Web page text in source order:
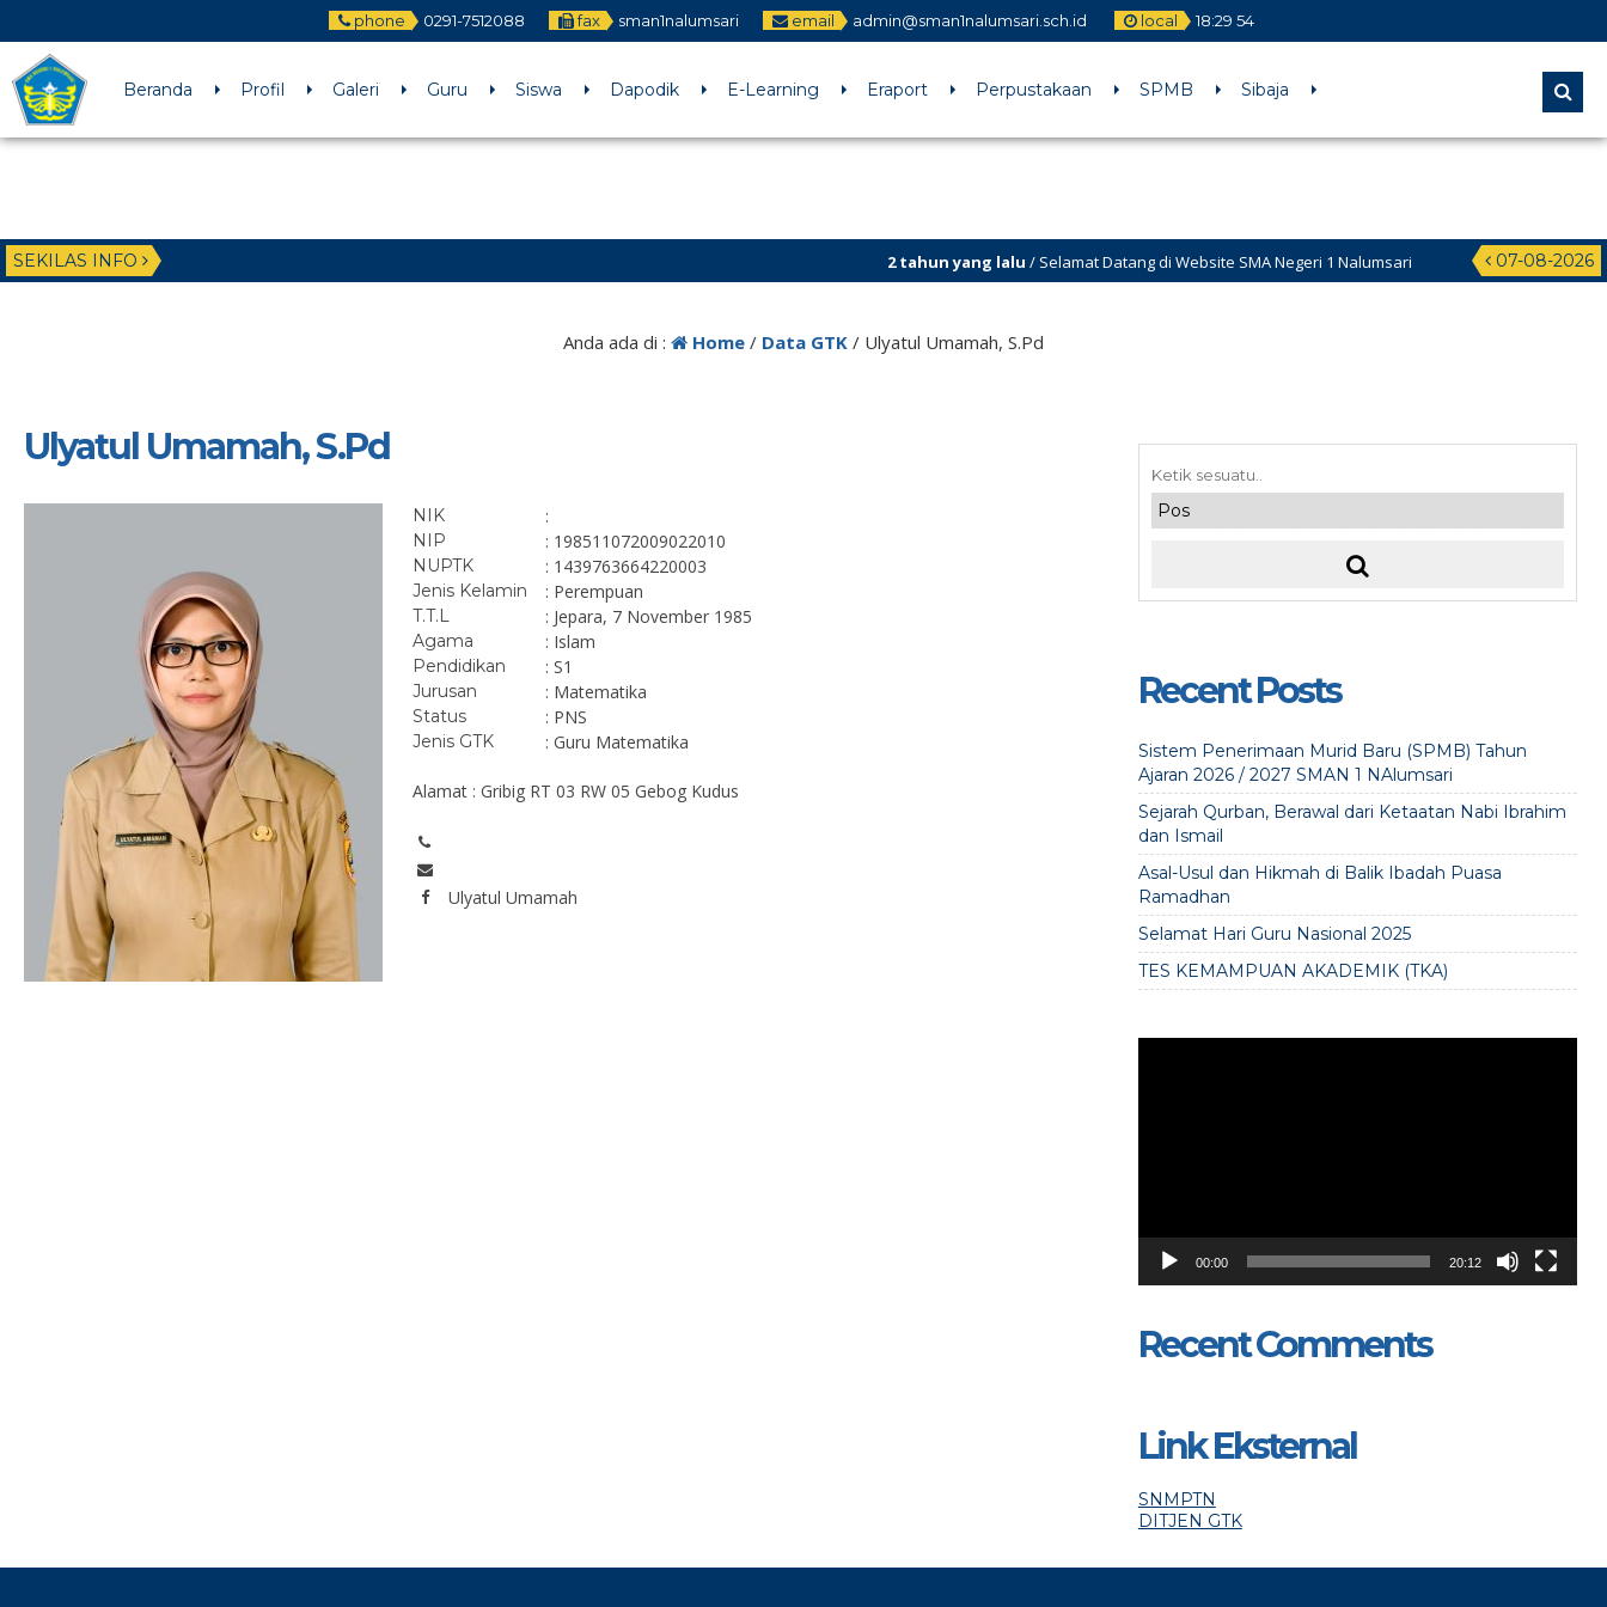
phone 0291-7512088 fax sman1nalumsari email admin@sman1nalumsari.sch.id local 18:29 55
Beranda Profil Galeri Guru Siswa Dapodik E-Learning Eraport Perpustakaan SPMB Sibaja
SEKILAS INFO 07-08-2026
2 tahun yang lalu/ Selamat Datang di Website SMA Negeri 1 Nalumsari
Anda ada di : Home / Data GTK / Ulyatul Umamah, S.Pd
Ulyatul Umamah, S.Pd
NIK :
NIP : 198511072009022010
NUPTK : 1439763664220003
Jenis Kelamin : Perempuan
T.T.L : Jepara, 7 November 1985
Agama : Islam
Pendidikan : S1
Jurusan : Matematika
Status : PNS
Jenis GTK : Guru Matematika
Alamat : Gribig RT 03 RW 05 Gebog Kudus
Ulyatul Umamah
Recent Posts
Sistem Penerimaan Murid Baru (SPMB) Tahun
Ajaran 2026 / 2027 SMAN 1 NAlumsari
Sejarah Qurban, Berawal dari Ketaatan Nabi Ibrahim
dan Ismail
Asal-Usul dan Hikmah di Balik Ibadah Puasa
Ramadhan
Selamat Hari Guru Nasional 2025
TES KEMAMPUAN AKADEMIK (TKA)
00:00 20:12
Recent Comments
Link Eksternal
SNMPTN
DITJEN GTK